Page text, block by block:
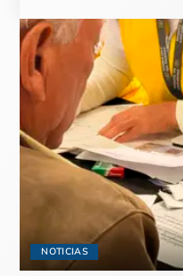
NOTICIAS